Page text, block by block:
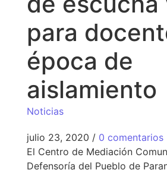
para
época de
aislamiento
Noticias
julio 23, 2020 / 0 comentarios
El Centro de Mediación
Defensoría del Pueblo de